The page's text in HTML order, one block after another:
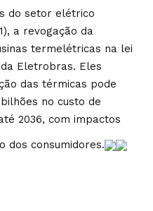
do setor elétrico
a revogação da
termelétricas na lei
Eletrobras. Eles
das térmicas pode
no custo de
2036, com impactos
dos consumidores.